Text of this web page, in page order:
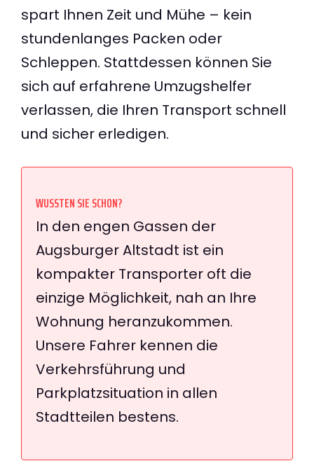
spart Ihnen Zeit und Mühe – kein
stundenlanges Packen oder
Schleppen. Stattdessen können Sie
sich auf erfahrene Umzugshelfer
verlassen, die Ihren Transport schnell
und sicher erledigen.
WUSSTEN SIE SCHON?
In den engen Gassen der
Augsburger Altstadt ist ein
kompakter Transporter oft die
einzige Möglichkeit, nah an Ihre
Wohnung heranzukommen.
Unsere Fahrer kennen die
Verkehrsführung und
Parkplatzsituation in allen
Stadtteilen bestens.